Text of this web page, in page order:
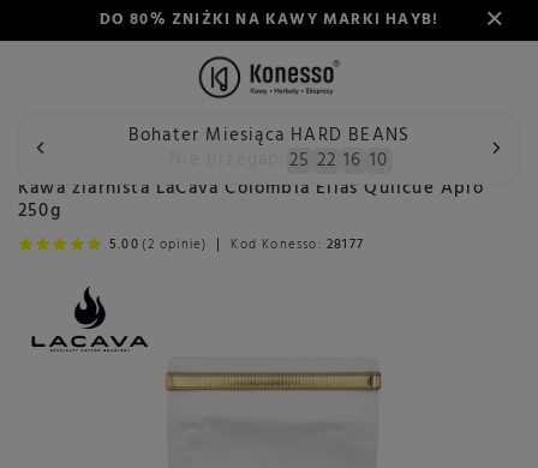
DO 80% ZNIŻKI NA KAWY MARKI HAYB!
Bohater Miesiąca HARD BEANS
25 22 16 10
Wstecz Konesso Kawa Przeznaczenie Do alternatyw
Kawa ziarnista LaCava Colombia Elias Quilcue Apio
250g
5.00 (2 opinie) Kod Konesso: 28177